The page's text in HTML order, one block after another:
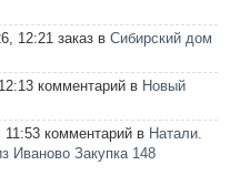
12:21 заказ в Сибирский дом
комментарий в Новый
11:53 комментарий в Натали.
Иваново Закупка 148